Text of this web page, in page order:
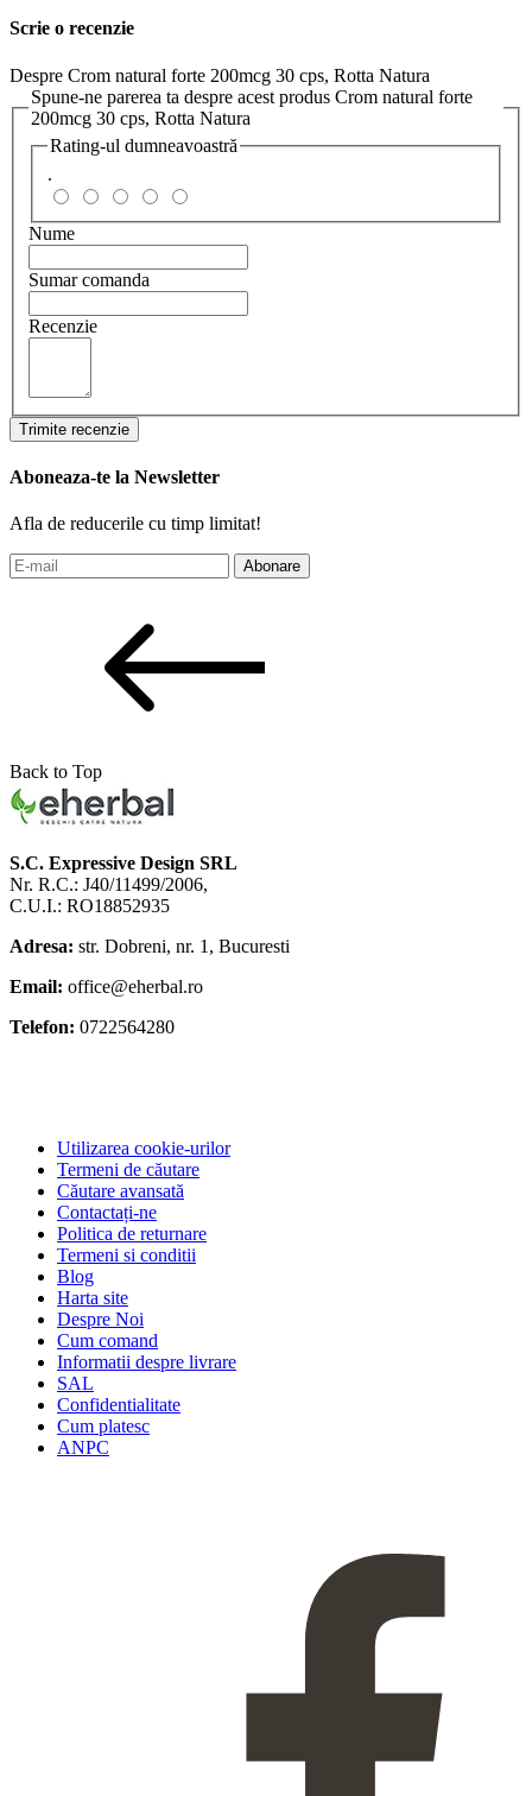
Scrie o recenzie
Despre Crom natural forte 200mcg 30 cps, Rotta Natura
Spune-ne parerea ta despre acest produs Crom natural forte
200mcg 30 cps, Rotta Natura
Rating-ul dumneavoastră
.
Nume
Sumar comanda
Recenzie
Trimite recenzie
Aboneaza-te la Newsletter
Afla de reducerile cu timp limitat!
Abonare
Back to Top
S.C. Expressive Design SRL
Nr. R.C.: J40/11499/2006,
C.U.I.: RO18852935
Adresa: str. Dobreni, nr. 1, Bucuresti
Email: office@eherbal.ro
Telefon: 0722564280
Utilizarea cookie-urilor
Termeni de căutare
Căutare avansată
Contactați-ne
Politica de returnare
Termeni si conditii
Blog
Harta site
Despre Noi
Cum comand
Informatii despre livrare
SAL
Confidentialitate
Cum platesc
ANPC